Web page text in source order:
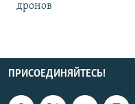
дронов
ПРИСОЕДИНЯЙТЕСЬ!